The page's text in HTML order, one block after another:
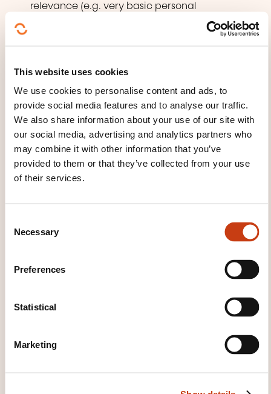
This website uses cookies
We use cookies to personalise content and ads, to
provide social media features and to analyse our traffic.
We also share information about your use of our site with
our social media, advertising and analytics partners who
may combine it with other information that you’ve
provided to them or that they’ve collected from your use
of their services.
Necessary
Preferences
Statistical
Marketing
relevance (e.g. very basic personal
and family information, shopping, local
and direct exchange of information on familiar
and routine matters. Can describe in simple
terms aspects of his/her background,
immediate environment and matters in areas of
immediate need.
How to contact the
m